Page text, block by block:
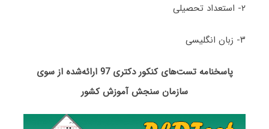
۲- استعداد تحصیلی
۳- زبان انگلیسی
پاسخنامه تست‌های کنکور دکتری 97 ارائه‌شده از سوی
سازمان سنجش آموزش کشور